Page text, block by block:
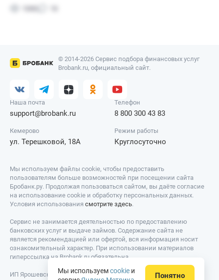
© 2014-2026 Сервис подбора финансовых услуг
Brobank.ru, официальный сайт.
Наша почта
support@brobank.ru
Телефон
8 800 300 43 83
Кемерово
ул. Терешковой, 18А
Режим работы
Круглосуточно
Мы используем файлы cookie, чтобы предоставить
пользователям больше возможностей при посещении сайта
Бробанк.ру. Продолжая пользоваться сайтом, вы даёте согласие
на использование cookie и обработку персональных данных.
Условия использования смотрите здесь.
Сервис не занимается деятельностью по предоставлению
банковских услуг и выдаче займов. Содержание сайта не
является рекомендацией или офертой, вся информация носит
ознакомительный характер. При использовании материалов
гиперссылка на Brobank.ru обязательна.
ИП Ярошевский Д.И. ИНН: 423082922740. ОГРНИП:
Мы используемcookie и
Понятно